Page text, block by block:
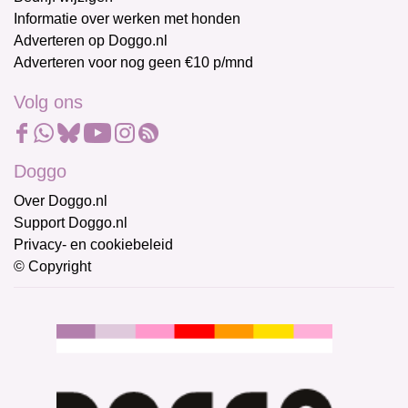
Informatie over werken met honden
Adverteren op Doggo.nl
Adverteren voor nog geen €10 p/mnd
Volg ons
Doggo
Over Doggo.nl
Support Doggo.nl
Privacy- en cookiebeleid
© Copyright